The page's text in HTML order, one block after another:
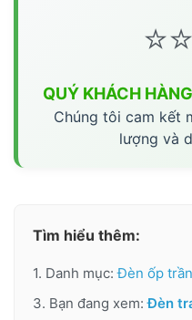
QUÝ KHÁCH
Chúng tôi cam kết
lượng và
Tìm hiểu thêm:
1. Danh mục:Đèn ốp
3. Bạn đang xem:Đèn